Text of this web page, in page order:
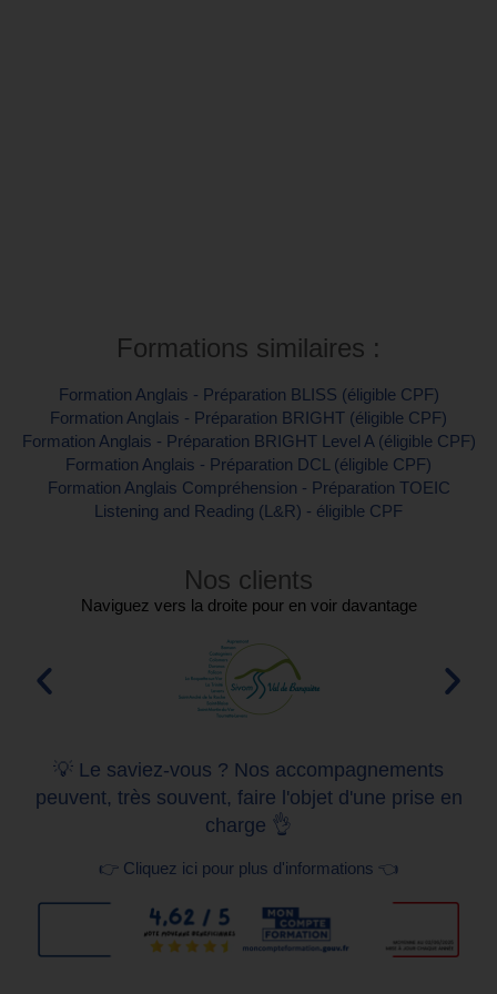
Formations similaires :
Formation Anglais - Préparation BLISS (éligible CPF)
Formation Anglais - Préparation BRIGHT (éligible CPF)
Formation Anglais - Préparation BRIGHT Level A (éligible CPF)
Formation Anglais - Préparation DCL (éligible CPF)
Formation Anglais Compréhension - Préparation TOEIC
Listening and Reading (L&R) - éligible CPF
Nos clients
Naviguez vers la droite pour en voir davantage
💡 Le saviez-vous ? Nos accompagnements
peuvent, très souvent, faire l'objet d'une prise en
charge 👌
👉 Cliquez ici pour plus d'informations 👈